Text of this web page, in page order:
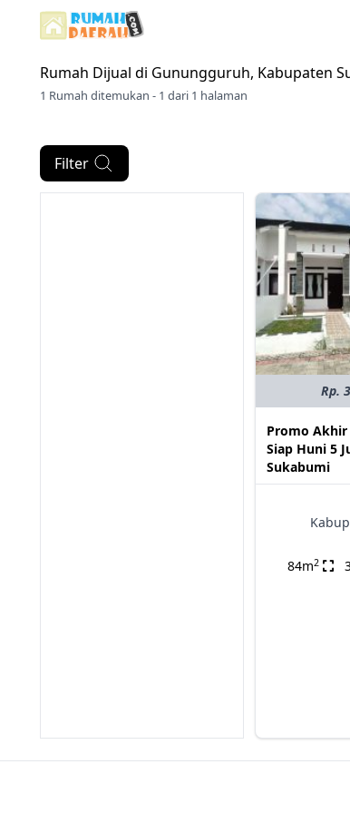
Rumah Dijual di Gunungguruh, Kabupaten
1 Rumah ditemukan - 1 dari 1 halaman
Filter
Rp.
Promo Akhir
Siap Huni 5
Sukabumi
84m2